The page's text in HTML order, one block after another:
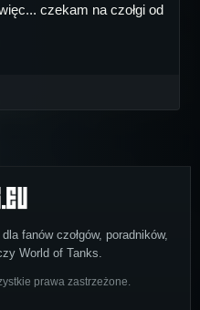
czekam na czołgi od
fanów czołgów, poradników,
World of Tanks.
prawa zastrzeżone.